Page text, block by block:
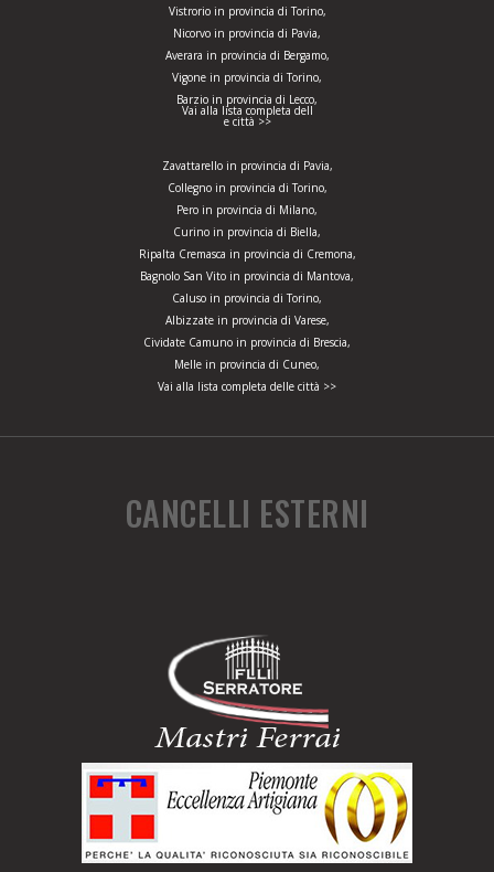
Vistrorio in provincia di Torino,
Nicorvo in provincia di Pavia,
Averara in provincia di Bergamo,
Vigone in provincia di Torino,
Barzio in provincia di Lecco,
Vai alla lista completa dell
e città >>
Zavattarello in provincia di Pavia,
Collegno in provincia di Torino,
Pero in provincia di Milano,
Curino in provincia di Biella,
Ripalta Cremasca in provincia di Cremona,
Bagnolo San Vito in provincia di Mantova,
Caluso in provincia di Torino,
Albizzate in provincia di Varese,
Cividate Camuno in provincia di Brescia,
Melle in provincia di Cuneo,
Vai alla lista completa delle città >>
CANCELLI ESTERNI